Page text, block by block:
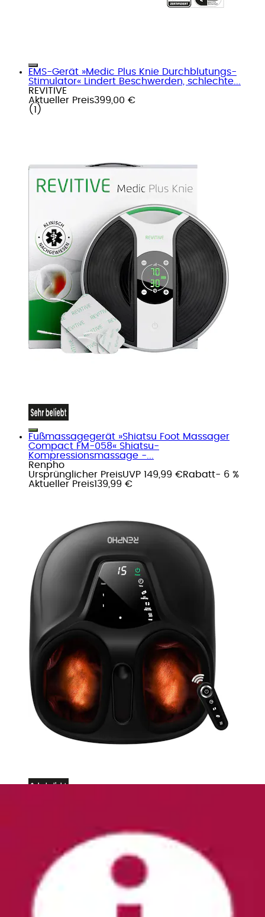
EMS-Gerät »Medic Plus Knie Durchblutungs-
Stimulator« Lindert Beschwerden, schlechte...
REVITIVE
Aktueller Preis399,00 €
( 1 )
Fußmassagegerät »Shiatsu Foot Massager
Compact FM-058« Shiatsu-
Kompressionsmassage -...
Renpho
Ursprünglicher PreisUVP 149,99 €Rabatt- 6 %
Aktueller Preis139,99 €
Ursprünglicher Preis
UVP 129,99 €
Aktueller Preis